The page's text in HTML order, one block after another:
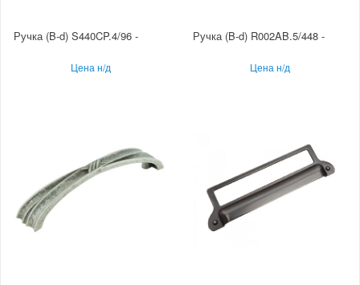
Ручка (B-d) S440CP.4/96 -
Цена н/д
Ручка (B-d) R002AB.5/448 -
Цена н/д